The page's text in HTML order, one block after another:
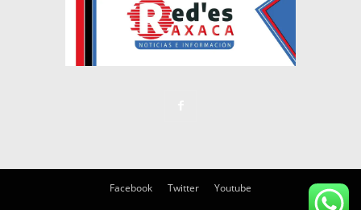
Facebook Twitter Youtube